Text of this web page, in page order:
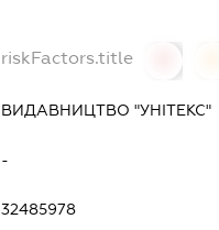
riskFactors.title
ВИДАВНИЦТВО "УНІТЕКС"
-
32485978